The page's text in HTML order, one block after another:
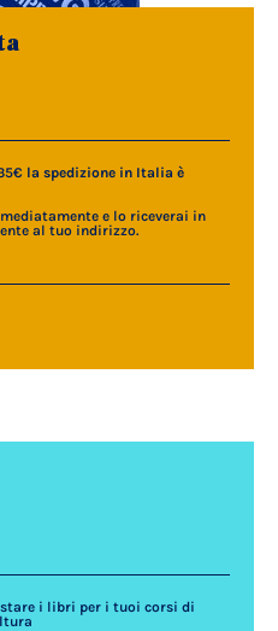
la spedizione in Italia è
e lo riceverai in
al tuo indirizzo.
i libri per i tuoi corsi di